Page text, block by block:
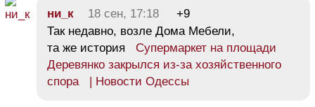
ни_к 18 сен, 17:18
+9
Так недавно, возле Дома Мебели,
та же история Супермаркет на площади
Деревянко закрылся из-за хозяйственного
спора | Новости Одессы